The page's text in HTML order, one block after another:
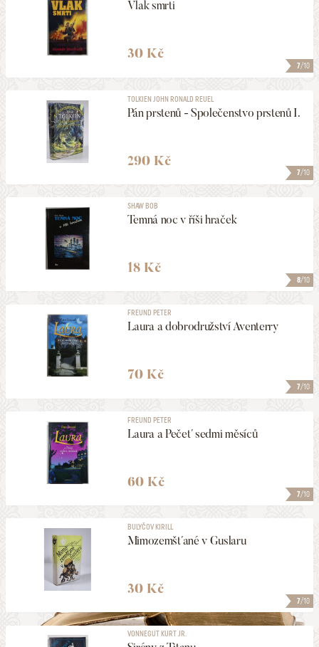
7/10
Vlak smrti
30 Kč
7/10
TOLKIEN JOHN RONALD REUEL
Pán prstenů - Společenstvo prstenů I.
290 Kč
8/10
SHAW BOB
Temná noc v říši hraček
18 Kč
7/10
FREUND PETER
Laura a dobrodružství Aventerry
70 Kč
7/10
FREUND PETER
Laura a Pečeť sedmi měsíců
60 Kč
7/10
BULYČOV KIRILL
Mimozemšťané v Guslaru
30 Kč
VONNEGUT KURT JR.